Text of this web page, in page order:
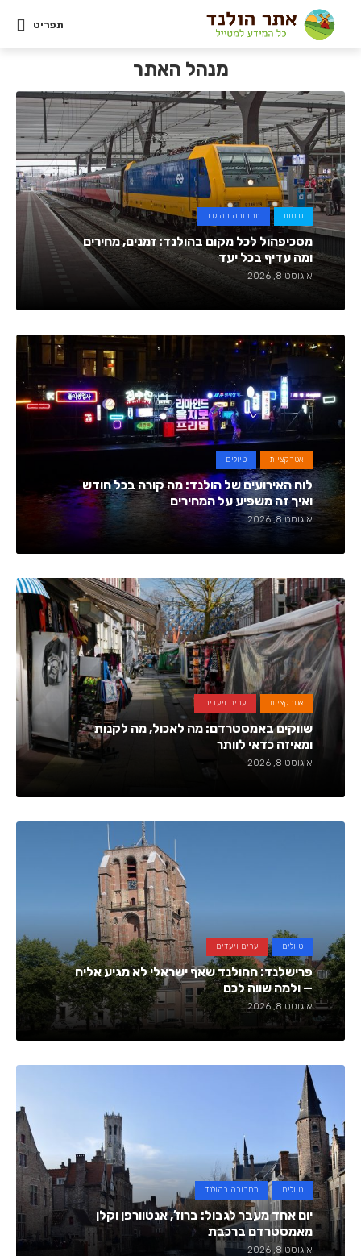
תפריט
מנהל האתר
טיסות תחבורה בהולנד
מסכיפהול לכל מקום בהולנד: זמנים, מחירים
ומה עדיף בכל יעד
אוגוסט 8, 2026
אטרקציות טיולים
לוח האירועים של הולנד: מה קורה בכל חודש
ואיך זה משפיע על המחירים
אוגוסט 8, 2026
אטרקציות ערים ויעדים
שווקים באמסטרדם: מה לאכול, מה לקנות
ומאיזה כדאי לוותר
אוגוסט 8, 2026
טיולים ערים ויעדים
פרישלנד: ההולנד שאף ישראלי לא מגיע אליה
— ולמה שווה לכם
אוגוסט 8, 2026
טיולים תחבורה בהולנד
יום אחד מעבר לגבול: ברוז’, אנטוורפן וקלן
מאמסטרדם ברכבת
אוגוסט 8, 2026